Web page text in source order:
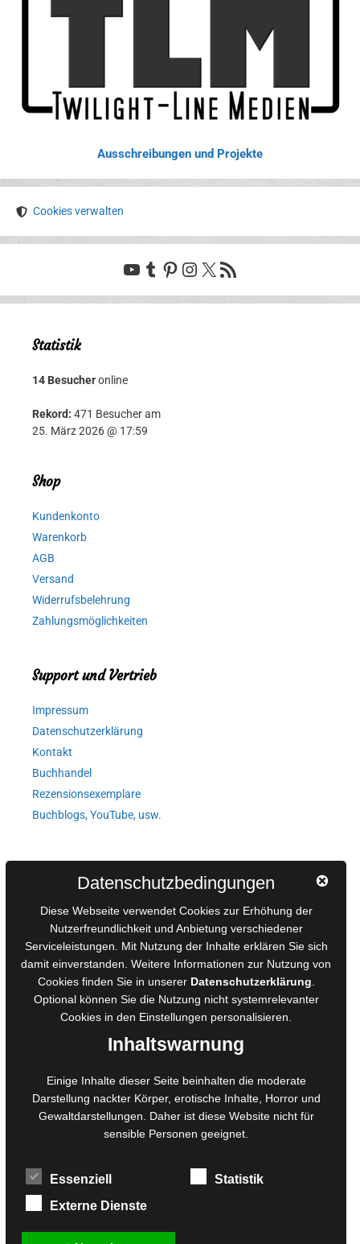
Ausschreibungen und Projekte
Cookies verwalten
YouTube
Tumblr
Pinterest
Instagram
X RSS-Feed
Statistik
14 Besucheronline
Rekord: 471 Besucher am
25. März 2026 @ 17:59
Shop
Kundenkonto
Warenkorb
AGB
Versand
Widerrufsbelehrung
Zahlungsmöglichkeiten
Support und Vertrieb
Impressum
Datenschutzerklärung
Kontakt
Buchhandel
Rezensionsexemplare
Buchblogs, YouTube, usw.
AGB für Medienprojekte
Online-Artikel
Manuskripte einreichen
Ausschreibungen
Belegexemplare
Eigenbedarfsexemplare
Foto- und Bildbearbeitung
Fotorestauration
Creative Artwork
MPS Fotografie
WordPress Support
Datenschutzbedingungen
Diese Webseite verwendet Cookies zur Erhöhung der
Nutzerfreundlichkeit und Anbietung verschiedener
Serviceleistungen. Mit Nutzung der Inhalte erklären Sie sich
damit einverstanden. Weitere Informationen zur Nutzung von
Cookies finden Sie in unserer Datenschutzerklärung
Optional können Sie die Nutzung nicht systemrelevanter
Cookies in den Einstellungen personalisieren.
Inhaltswarnung
Einige Inhalte dieser Seite beinhalten die moderate
Darstellung nackter Körper, erotische Inhalte, Horror und
Gewaltdarstellungen. Daher ist diese Website nicht für
sensible Personen geeignet.
Essenziell
Statistik
Externe Dienste